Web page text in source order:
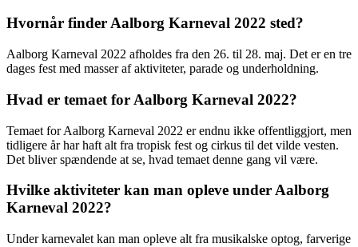
Hvornår finder Aalborg Karneval 2022 sted?
Aalborg Karneval 2022 afholdes fra den 26. til 28. maj. Det er en tre
dages fest med masser af aktiviteter, parade og underholdning.
Hvad er temaet for Aalborg Karneval 2022?
Temaet for Aalborg Karneval 2022 er endnu ikke offentliggjort, men
tidligere år har haft alt fra tropisk fest og cirkus til det vilde vesten.
Det bliver spændende at se, hvad temaet denne gang vil være.
Hvilke aktiviteter kan man opleve under Aalborg
Karneval 2022?
Under karnevalet kan man opleve alt fra musikalske optog, farverige